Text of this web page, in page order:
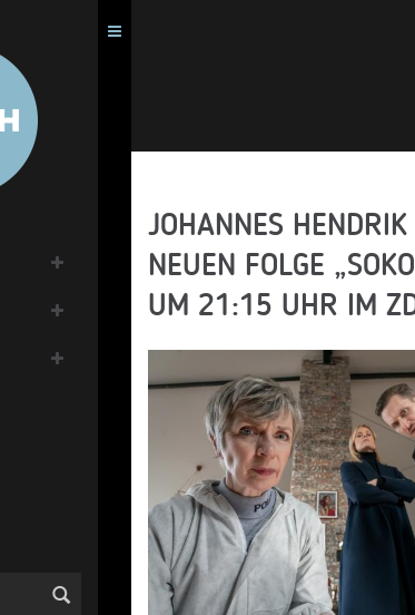
JOHANNES
NEUEN FOLGE
UM 21:15 UHR IM